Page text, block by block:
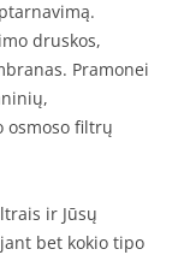
druskos,
Pramonei
osmoso filtrų
ir Jūsų
bet kokio tipo